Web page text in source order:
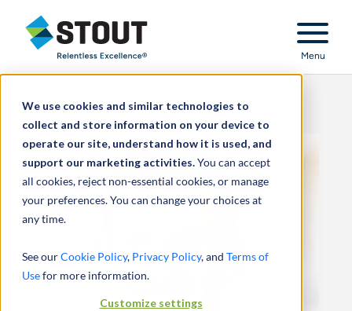
We use cookies and similar technologies to
collect and store information on your device to
operate our site, understand how it is used, and
support our marketing activities.You can accept
all cookies, reject non-essential cookies, or manage
your preferences. You can change your choices at
any time.
See ourCookie Policy, Privacy Policy, and Terms of
Usefor more information.
Customize settings
Stout Relentless Excellence
Menu